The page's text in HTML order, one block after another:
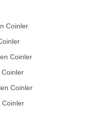
Coinler
Coinler
Coinler
Coinler